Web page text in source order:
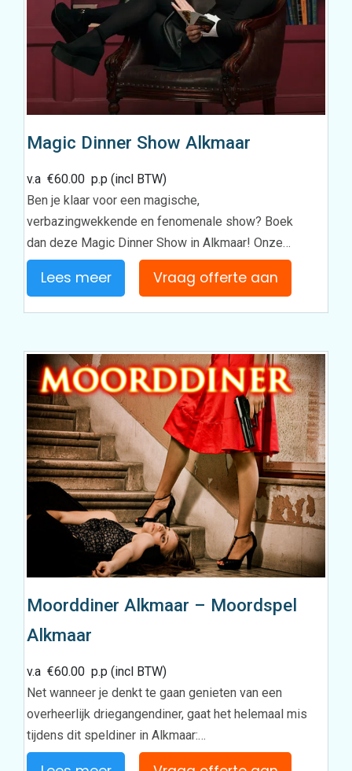
Magic Dinner Show Alkmaar
v.a€60.00 p.p (incl BTW)
Ben je klaar voor een magische,
verbazingwekkende en fenomenale show? Boek
dan deze Magic Dinner Show in Alkmaar! Onze…
Lees meer Vraag offerte aan
Moorddiner Alkmaar – Moordspel
Alkmaar
v.a€60.00 p.p (incl BTW)
Net wanneer je denkt te gaan genieten van een
overheerlijk driegangendiner, gaat het helemaal mis
tijdens dit speldiner in Alkmaar:…